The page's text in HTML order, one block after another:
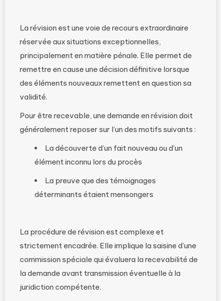
La révision est une voie de recours extraordinaire
réservée aux situations exceptionnelles,
principalement en matière pénale. Elle permet de
remettre en cause une décision définitive lorsque
des éléments nouveaux remettent en question sa
validité.
Pour être recevable, une demande en révision doit
généralement reposer sur l’un des motifs suivants :
La découverte d’un fait nouveau ou d’un
élément inconnu lors du procès
La preuve que des témoignages
déterminants étaient mensongers
La procédure de révision est complexe et
strictement encadrée. Elle implique la saisine d’une
commission spéciale qui évaluera la recevabilité de
la demande avant transmission éventuelle à la
juridiction compétente.